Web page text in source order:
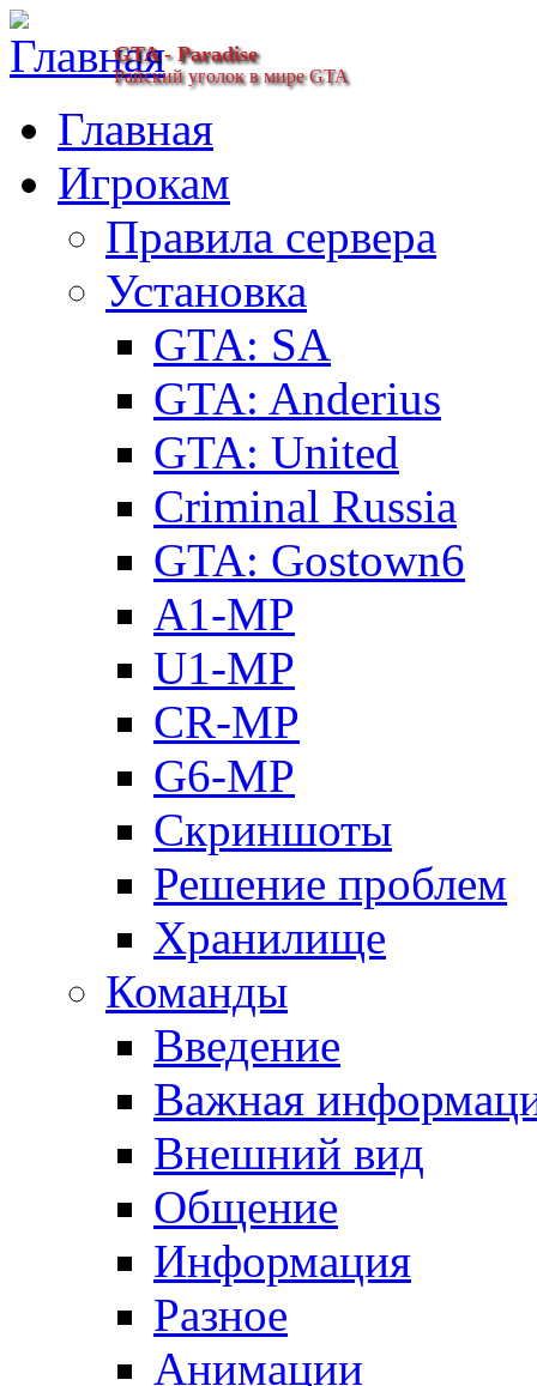
GTA - Paradise
Райский уголок в мире GTA
Главная
Игрокам
Правила сервера
Установка
GTA: SA
GTA: Anderius
GTA: United
Criminal Russia
GTA: Gostown6
A1-MP
U1-MP
CR-MP
G6-MP
Скриншоты
Решение проблем
Хранилище
Команды
Введение
Важная
Внешний вид
Общение
Информация
Разное
Анимации